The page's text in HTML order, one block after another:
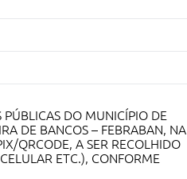
PÚBLICAS DO MUNICÍPIO DE
DE BANCOS – FEBRABAN, NA
QRCODE, A SER RECOLHIDO
ETC.), CONFORME